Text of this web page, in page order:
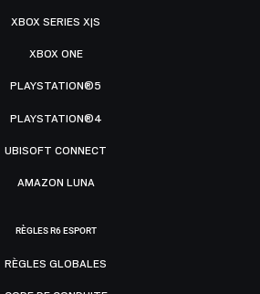
XBOX SERIES X|S
XBOX ONE
PLAYSTATION®5
PLAYSTATION®4
UBISOFT CONNECT
AMAZON LUNA
RÈGLES R6 ESPORT
RÈGLES GLOBALES